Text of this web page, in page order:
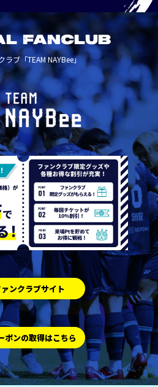
FANCLUB
ラブ「TEAM NAYBee」
ンクラブサイト
ポンの取得はこちら